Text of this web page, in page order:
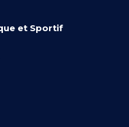
et Sportif